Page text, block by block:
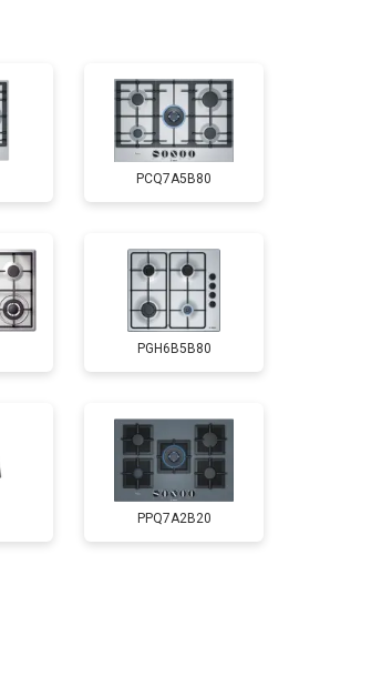
PCQ7A5B80
PGH6B5B80
PPQ7A2B20